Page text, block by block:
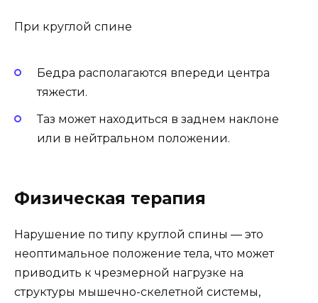
При круглой спине
Бедра располагаются впереди центра
тяжести.
Таз может находиться в заднем наклоне
или в нейтральном положении.
Физическая терапия
Нарушение по типу круглой спины — это
неоптимальное положение тела, что может
приводить к чрезмерной нагрузке на
структуры мышечно-скелетной системы,